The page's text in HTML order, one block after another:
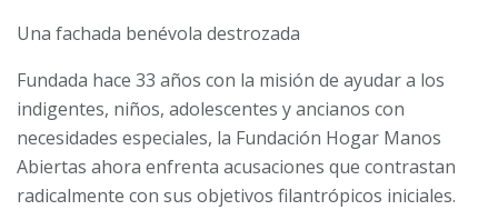
Una fachada benévola destrozada
Fundada hace 33 años con la misión de ayudar a los
indigentes, niños, adolescentes y ancianos con
necesidades especiales, la Fundación Hogar Manos
Abiertas ahora enfrenta acusaciones que contrastan
radicalmente con sus objetivos filantrópicos iniciales.